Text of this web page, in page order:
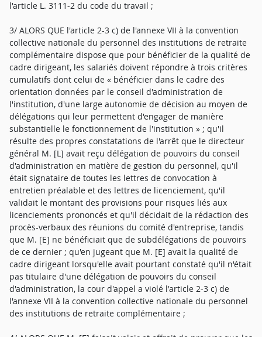
l'article L. 3111-2 du code du travail ;
3/ ALORS QUE l'article 2-3 c) de l'annexe VII à la convention
collective nationale du personnel des institutions de retraite
complémentaire dispose que pour bénéficier de la qualité de
cadre dirigeant, les salariés doivent répondre à trois critères
cumulatifs dont celui de « bénéficier dans le cadre des
orientation données par le conseil d'administration de
l'institution, d'une large autonomie de décision au moyen de
délégations qui leur permettent d'engager de manière
substantielle le fonctionnement de l'institution » ; qu'il
résulte des propres constatations de l'arrêt que le directeur
général M. [L] avait reçu délégation de pouvoirs du conseil
d'administration en matière de gestion du personnel, qu'il
était signataire de toutes les lettres de convocation à
entretien préalable et des lettres de licenciement, qu'il
validait le montant des provisions pour risques liés aux
licenciements prononcés et qu'il décidait de la rédaction des
procès-verbaux des réunions du comité d'entreprise, tandis
que M. [E] ne bénéficiait que de subdélégations de pouvoirs
de ce dernier ; qu'en jugeant que M. [E] avait la qualité de
cadre dirigeant lorsqu'elle avait pourtant constaté qu'il n'était
pas titulaire d'une délégation de pouvoirs du conseil
d'administration, la cour d'appel a violé l'article 2-3 c) de
l'annexe VII à la convention collective nationale du personnel
des institutions de retraite complémentaire ;